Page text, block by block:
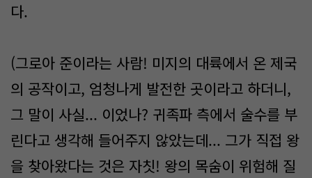
다.
(그로아 준이라는 사람! 미지의 대륙에서 온 제국
의 공작이고, 엄청나게 발전한 곳이라고 하더니,
그 말이 사실... 이었나? 귀족파 측에서 술수를 부
린다고 생각해 들어주지 않았는데... 그가 직접 왕
을 찾아왔다는 것은 자칫! 왕의 목숨이 위험해 질